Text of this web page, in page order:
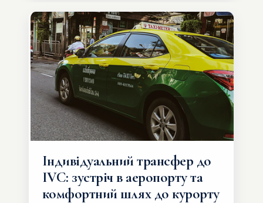
Індивідуальний трансфер до
IVC: зустріч в аеропорту та
комфортний шлях до курорту